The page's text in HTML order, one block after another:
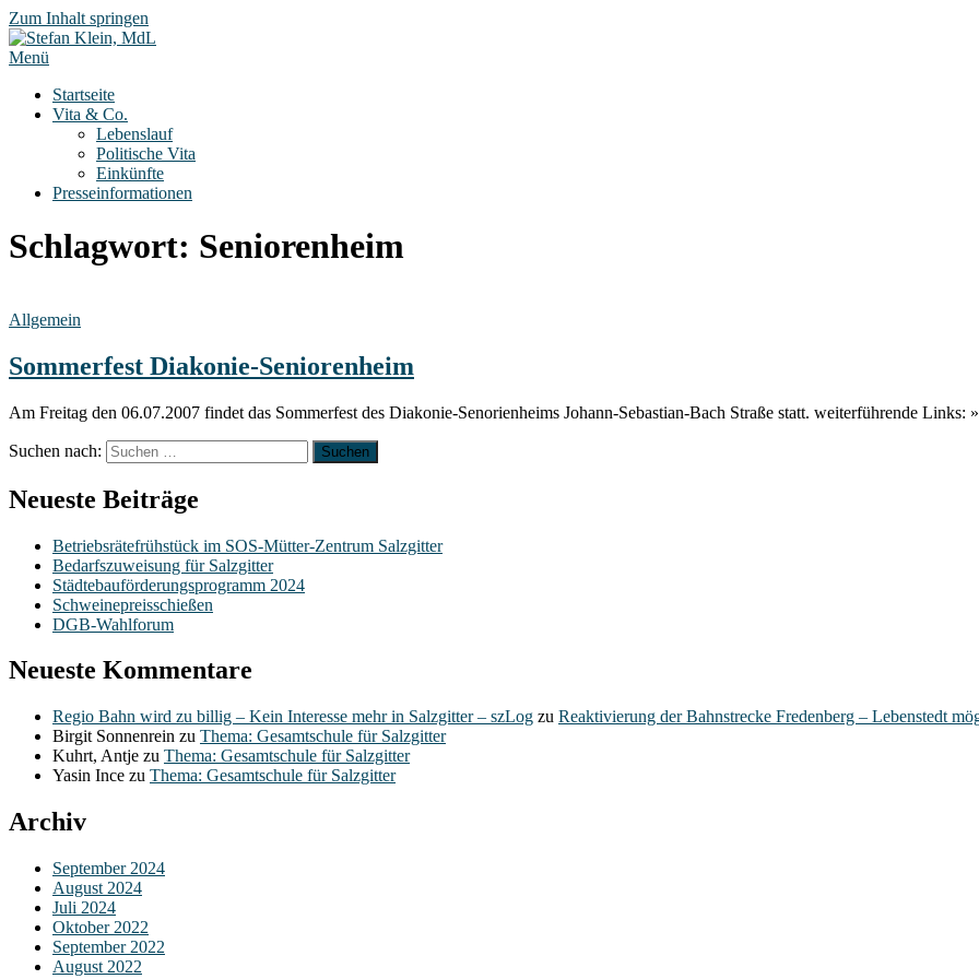
Zum Inhalt springen
Menü
Startseite
Vita & Co.
Lebenslauf
Politische Vita
Einkünfte
Presseinformationen
Schlagwort: Seniorenheim
Allgemein
Sommerfest Diakonie-Seniorenheim
Am Freitag den 06.07.2007 findet das Sommerfest des Diakonie-Senorienheims Johann-Sebastian-Bach Straße statt. weiterführende
Suchen nach:
Neueste Beiträge
Betriebsrätefrühstück im SOS-Mütter-Zentrum Salzgitter
Bedarfszuweisung für Salzgitter
Städtebauförderungsprogramm 2024
Schweinepreisschießen
DGB-Wahlforum
Neueste Kommentare
Regio Bahn wird zu billig – Kein Interesse mehr in Salzgitter – szLog zu Reaktivierung der Bahnstrecke Fredenberg – Lebenstedt
Birgit Sonnenrein zu Thema: Gesamtschule für Salzgitter
Kuhrt, Antje zu Thema: Gesamtschule für Salzgitter
Yasin Ince zu Thema: Gesamtschule für Salzgitter
Archiv
September 2024
August 2024
Juli 2024
Oktober 2022
September 2022
August 2022